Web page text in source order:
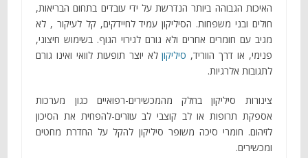
האיכות הגבוהה ביותר הנדרשת על ידי עובדים בתחום הבריאות,
חולים ובני משפחות. הסיליקון עמיד לחיידקים, קל לעיקור , לא
מגיב עם חומרים אחרים ולא גורם לגירוי הגוף. בשימוש חיצוני,
פנימי, או דרך הווריד, סיליקוןלא יוצר תופעות לוואי ואינו גורם
לתגובות אלרגיות.
צינורות סיליקון בחלק מהמכשירים-רפואיים כגון מערכות
אספקת תרופות או לב קוצבי לב עוזרים-להפחית את הסיכון
לזיהום. חומרי סיכה משופר סיליקון להקל על החדרת מחטים
ומכשירים.